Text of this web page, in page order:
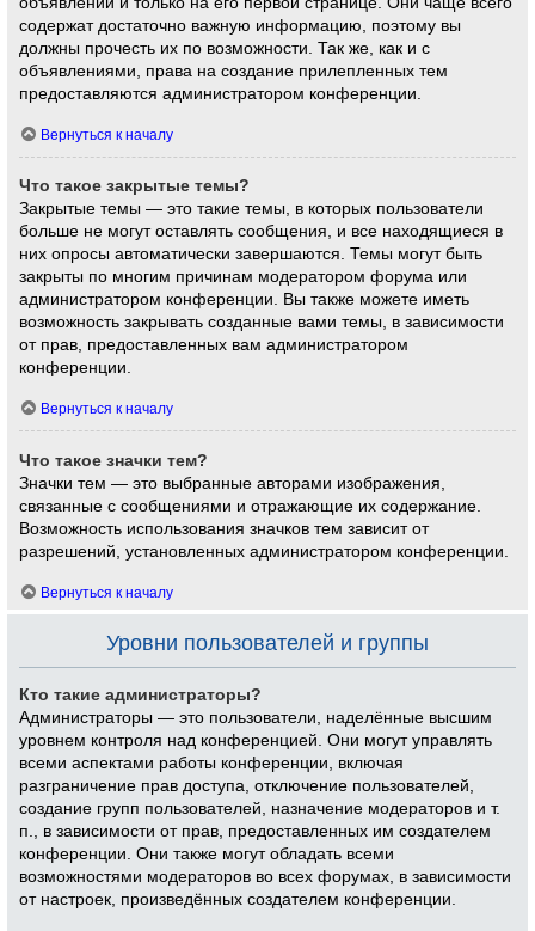
содержат достаточно важную информацию, поэтому вы
должны прочесть их по возможности. Так же, как и с
объявлениями, права на создание прилепленных тем
предоставляются администратором конференции.
Вернуться к началу
Что такое закрытые темы?
Закрытые темы — это такие темы, в которых пользователи
больше не могут оставлять сообщения, и все находящиеся в
них опросы автоматически завершаются. Темы могут быть
закрыты по многим причинам модератором форума или
администратором конференции. Вы также можете иметь
возможность закрывать созданные вами темы, в зависимости
от прав, предоставленных вам администратором
конференции.
Вернуться к началу
Что такое значки тем?
Значки тем — это выбранные авторами изображения,
связанные с сообщениями и отражающие их содержание.
Возможность использования значков тем зависит от
разрешений, установленных администратором конференции.
Вернуться к началу
Уровни пользователей и группы
Кто такие администраторы?
Администраторы — это пользователи, наделённые высшим
уровнем контроля над конференцией. Они могут управлять
всеми аспектами работы конференции, включая
разграничение прав доступа, отключение пользователей,
создание групп пользователей, назначение модераторов и т.
п., в зависимости от прав, предоставленных им создателем
конференции. Они также могут обладать всеми
возможностями модераторов во всех форумах, в зависимости
от настроек, произведённых создателем конференции.